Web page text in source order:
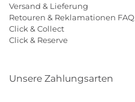
Versand & Lieferung
Retouren & Reklamationen FAQ
Click & Collect
Click & Reserve
Unsere Zahlungsarten